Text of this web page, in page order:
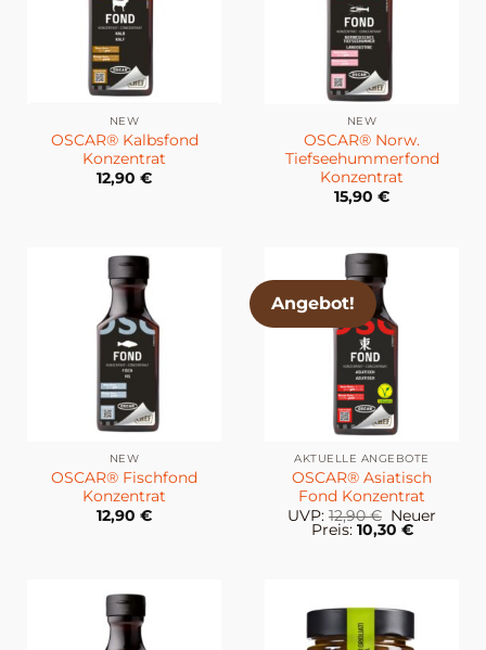
NEW
OSCAR® Kalbsfond
Konzentrat
12,90 €
NEW
OSCAR® Norw.
Tiefseehummerfond
Konzentrat
15,90 €
NEW
OSCAR® Fischfond
Konzentrat
12,90 €
Angebot!
AKTUELLE ANGEBOTE
OSCAR® Asiatisch
Fond Konzentrat
UVP: 12,90€
Preis
Neuer
Preis: 10,30 €Aktueller